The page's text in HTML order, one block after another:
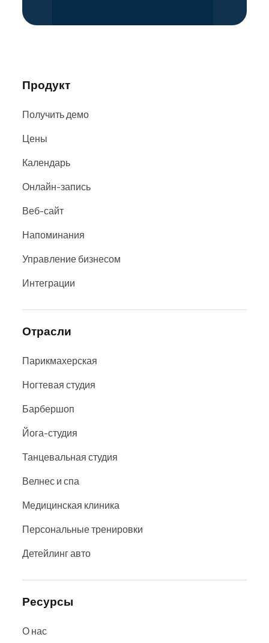
Продукт
Получить демо
Цены
Календарь
Онлайн-запись
Веб-сайт
Напоминания
Управление бизнесом
Интеграции
Отрасли
Парикмахерская
Ногтевая студия
Барбершоп
Йога-студия
Танцевальная студия
Велнес и спа
Медицинская клиника
Персональные тренировки
Детейлинг авто
Ресурсы
О нас